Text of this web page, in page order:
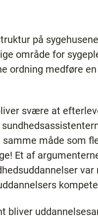
på
område for
ordning medføre
svære at
måde som
Et af
var
bliver